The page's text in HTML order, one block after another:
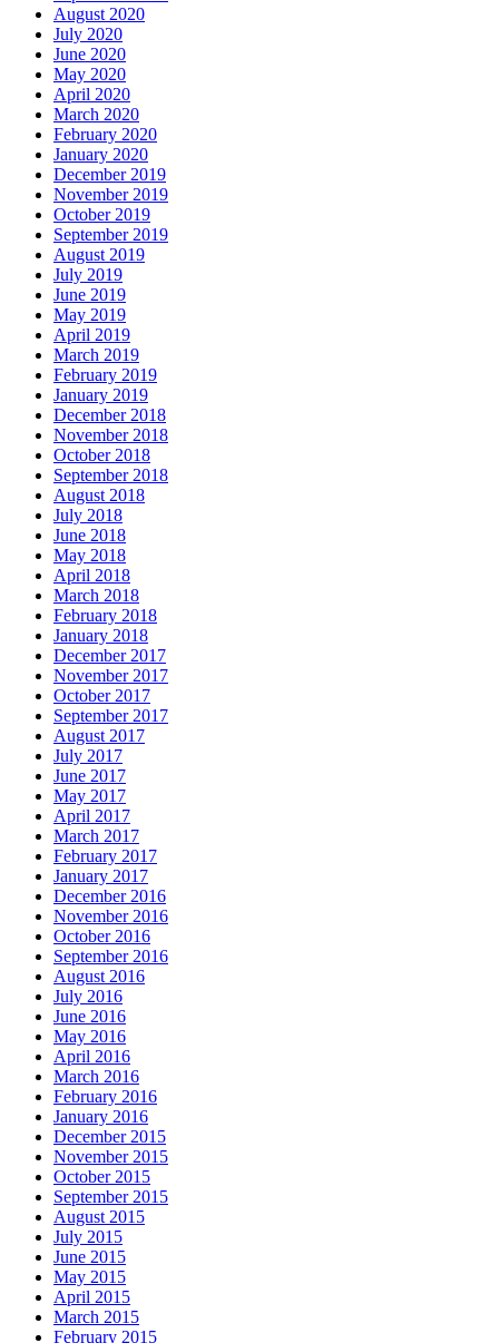
August 2020
July 2020
June 2020
May 2020
April 2020
March 2020
February 2020
January 2020
December 2019
November 2019
October 2019
September 2019
August 2019
July 2019
June 2019
May 2019
April 2019
March 2019
February 2019
January 2019
December 2018
November 2018
October 2018
September 2018
August 2018
July 2018
June 2018
May 2018
April 2018
March 2018
February 2018
January 2018
December 2017
November 2017
October 2017
September 2017
August 2017
July 2017
June 2017
May 2017
April 2017
March 2017
February 2017
January 2017
December 2016
November 2016
October 2016
September 2016
August 2016
July 2016
June 2016
May 2016
April 2016
March 2016
February 2016
January 2016
December 2015
November 2015
October 2015
September 2015
August 2015
July 2015
June 2015
May 2015
April 2015
March 2015
February 2015